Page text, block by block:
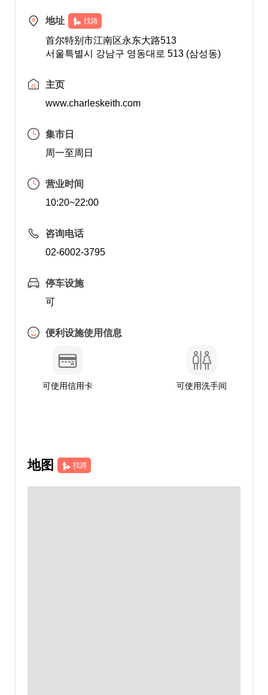
地址 找路
首尔特别市江南区永东大路513
서울특별시 강남구 영동대로 513 (삼성동)
主页
www.charleskeith.com
集市日
周一至周日
营业时间
10:20~22:00
咨询电话
02-6002-3795
停车设施
可
便利设施使用信息
可使用信用卡 可使用洗手间
地图 找路